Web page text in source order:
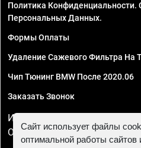
Политика Конфиденциальности.
Персональных Данных.
Формы Оплаты
Удаление Сажевого Фильтра На
Чип Тюнинг BMW После 2020.06
Заказать Звонок
ИП Смирнов Георгий
ОГРНИП 324470400032610
Сайт использует файлы
оптимальной работы